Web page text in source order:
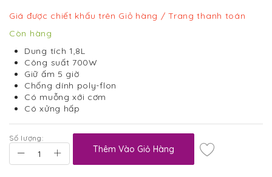
viện
ảnh
Giá được chiết khấu trên Giỏ hàng / Trang thanh toán
Còn hàng
Dung tích 1,8L
Công suất 700W
Giữ ấm 5 giờ
Chống dính poly-flon
Có muỗng xới cơm
Có xửng hấp
Số lượng:
Thêm Vào Giỏ Hàng